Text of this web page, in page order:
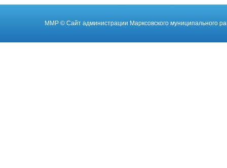
ММР © Cайт администрации Марксовского муниципального